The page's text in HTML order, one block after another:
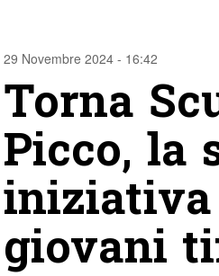
29 Novembre 2024 - 16:42
Torna
Picco, la
giovani